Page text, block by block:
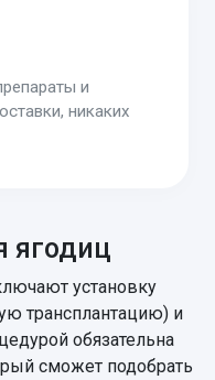
и
никаких
ягодиц
установку
трансплантацию) и
обязательна
сможет подобрать